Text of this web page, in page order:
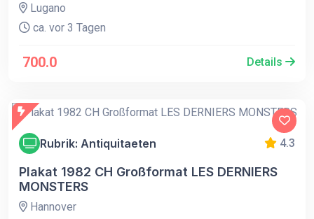
Lugano
ca. vor 3 Tagen
700.0 Details
Rubrik: Antiquitaeten 4.3
Plakat 1982 CH Großformat LES DERNIERS
MONSTERS
Hannover